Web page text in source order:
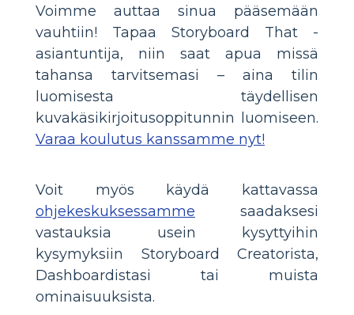
Voimme auttaa sinua pääsemään
vauhtiin! Tapaa Storyboard That -
asiantuntija, niin saat apua missä
tahansa tarvitsemasi – aina tilin
luomisesta täydellisen
kuvakäsikirjoitusoppitunnin luomiseen.
Varaa koulutus kanssamme nyt!
Voit myös käydä kattavassa
ohjekeskuksessamme saadaksesi
vastauksia usein kysyttyihin
kysymyksiin Storyboard Creatorista,
Dashboardistasi tai muista
ominaisuuksista.